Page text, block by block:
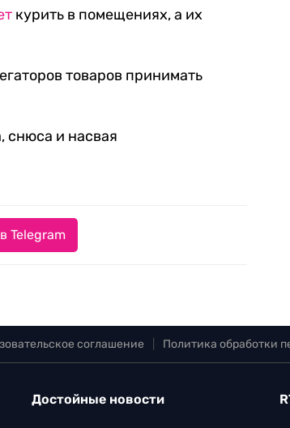
курить в помещениях, а их
товаров принимать
снюса и насвая
Telegram
соглашение Политика обработки
Достойные новости